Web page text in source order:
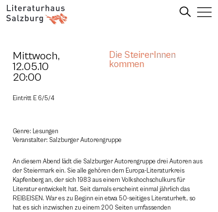
Mittwoch,
12.05.10
20:00
Die SteirerInnen
kommen
Eintritt E 6/5/4
Genre: Lesungen
Veranstalter: Salzburger Autorengruppe
An diesem Abend lädt die Salzburger Autorengruppe drei Autoren aus
der Steiermark ein. Sie alle gehören dem Europa-Literaturkreis
Kapfenberg an, der sich 1983 aus einem Volkshochschulkurs für
Literatur entwickelt hat. Seit damals erscheint einmal jährlich das
REIBEISEN. War es zu Beginn ein etwa 50-seitiges Literaturheft, so
hat es sich inzwischen zu einem 200 Seiten umfassenden